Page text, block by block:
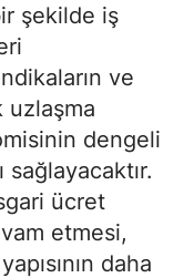
şekilde iş
ve
uzlaşma
dengeli
ücret
etmesi,
daha